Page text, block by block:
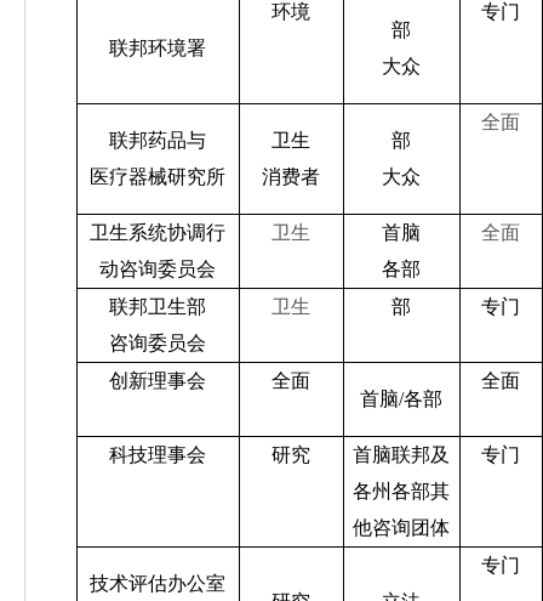
联邦环境署
环境
部
大众
专门
联邦药品与
医疗器械研究所
卫生
消费者
部
大众
全面
卫生系统协调行
动咨询委员会
卫生
首脑
各部
全面
联邦卫生部
咨询委员会
卫生 部 专门
创新理事会
全面
首脑/各部
全面
科技理事会 研究
首脑联邦及
各州各部其
他咨询团体
专门
技术评估办公室
专门